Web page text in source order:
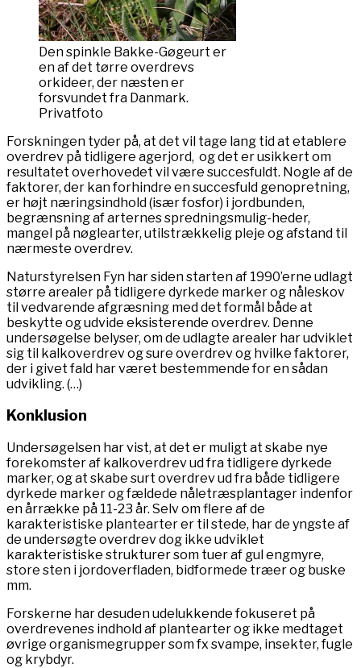
Den spinkle Bakke-Gøgeurt er
en af det tørre overdrevs
orkideer, der næsten er
forsvundet fra Danmark.
Privatfoto
Forskningen tyder på, at det vil tage lang tid at etablere
overdrev på tidligere agerjord, og det er usikkert om
resultatet overhovedet vil være succesfuldt. Nogle af de
faktorer, der kan forhindre en succesfuld genopretning,
er højt næringsindhold (især fosfor) i jordbunden,
begrænsning af arternes spredningsmulig-heder,
mangel på nøglearter, utilstrækkelig pleje og afstand til
nærmeste overdrev.
Naturstyrelsen Fyn har siden starten af 1990’erne udlagt
større arealer på tidligere dyrkede marker og nåleskov
til vedvarende afgræsning med det formål både at
beskytte og udvide eksisterende overdrev. Denne
undersøgelse belyser, om de udlagte arealer har udviklet
sig til kalkoverdrev og sure overdrev og hvilke faktorer,
der i givet fald har været bestemmende for en sådan
udvikling. (…)
Konklusion
Undersøgelsen har vist, at det er muligt at skabe nye
forekomster af kalkoverdrev ud fra tidligere dyrkede
marker, og at skabe surt overdrev ud fra både tidligere
dyrkede marker og fældede nåletræsplantager indenfor
en årrække på 11-23 år. Selv om flere af de
karakteristiske plantearter er til stede, har de yngste af
de undersøgte overdrev dog ikke udviklet
karakteristiske strukturer som tuer af gul engmyre,
store sten i jordoverfladen, bidformede træer og buske
mm.
Forskerne har desuden udelukkende fokuseret på
overdrevenes indhold af plantearter og ikke medtaget
øvrige organismegrupper som fx svampe, insekter, fugle
og krybdyr.